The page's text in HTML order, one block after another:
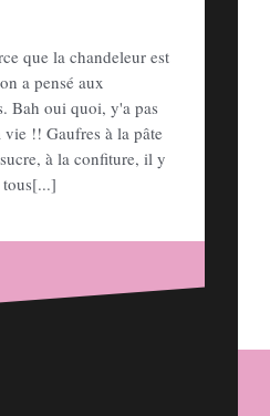
que la chandeleur est
a pensé aux
Bah oui quoi, y'a pas
vie !! Gaufres à la pâte
à la confiture, il y